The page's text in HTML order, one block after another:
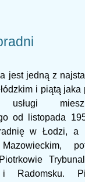
jest jedną z
i piątą jaka
usługi
od listopada
w Łodzi, a
Mazowieckim,
i Radomsku.